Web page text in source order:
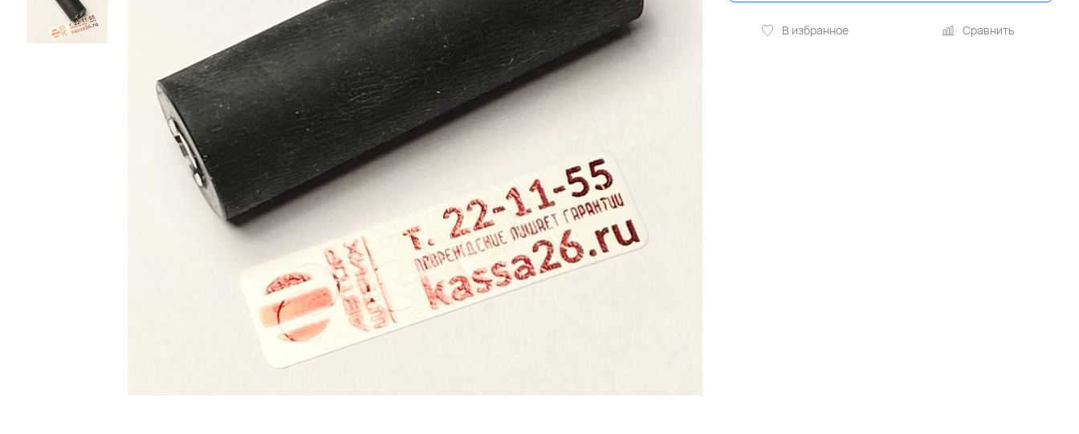
В избранное Сравнить